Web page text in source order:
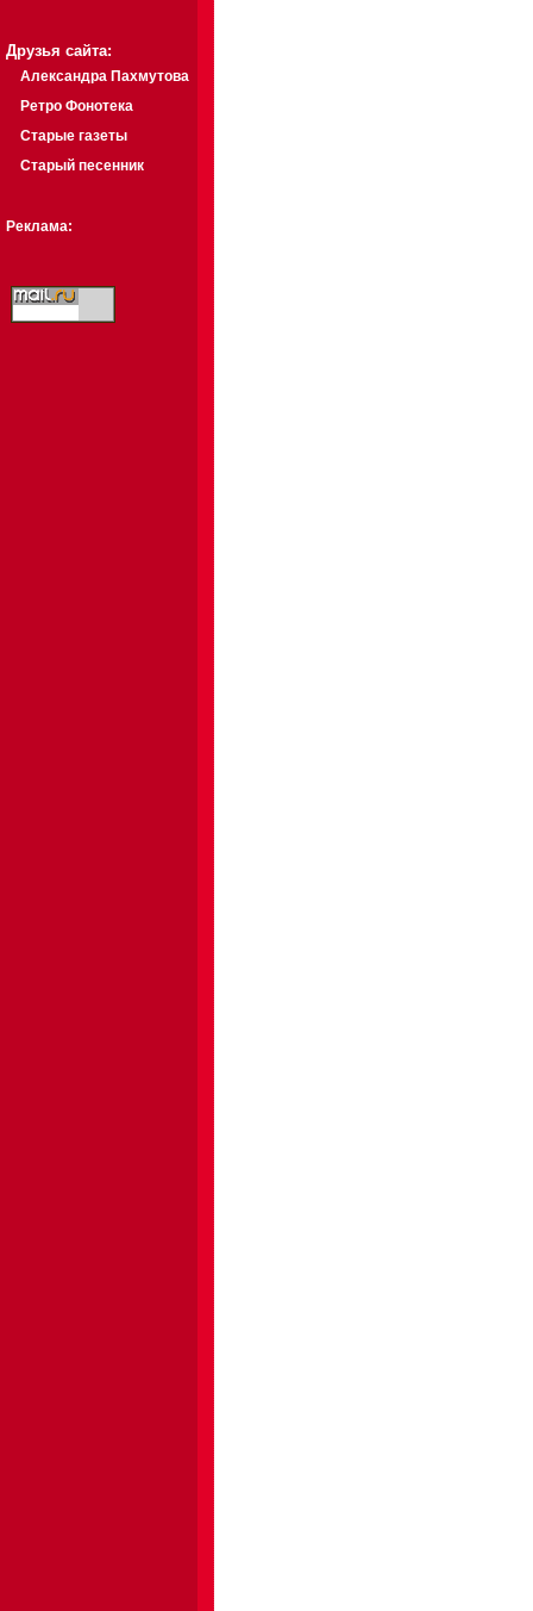
Друзья сайта:
Александра Пахмутова
Ретро Фонотека
Старые газеты
Старый песенник
Реклама: